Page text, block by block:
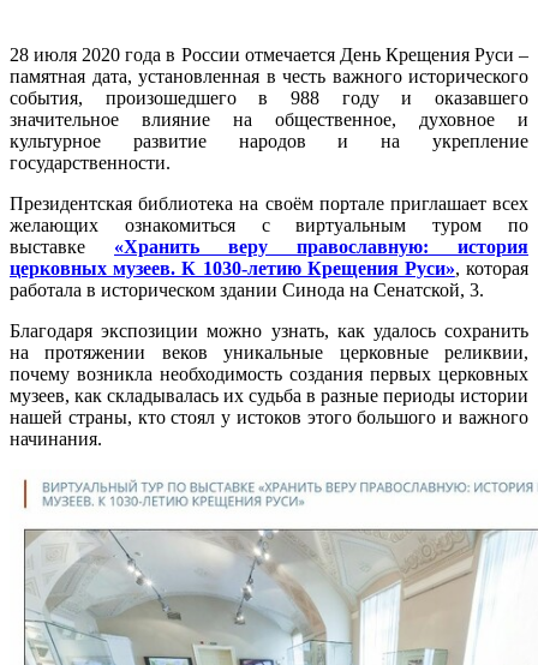
28 июля 2020 года в России отмечается День Крещения Руси –
памятная дата, установленная в честь важного исторического
события, произошедшего в 988 году и оказавшего
значительное влияние на общественное, духовное и
культурное развитие народов и на укрепление
государственности.
Президентская библиотека на своём портале приглашает всех
желающих ознакомиться с виртуальным туром по
выставке
«Хранить веру православную: история
церковных музеев. К 1030-летию Крещения Руси», которая
работала в историческом здании Синода на Сенатской, 3.
Благодаря экспозиции можно узнать, как удалось сохранить
на протяжении веков уникальные церковные реликвии,
почему возникла необходимость создания первых церковных
музеев, как складывалась их судьба в разные периоды истории
нашей страны, кто стоял у истоков этого большого и важного
начинания.